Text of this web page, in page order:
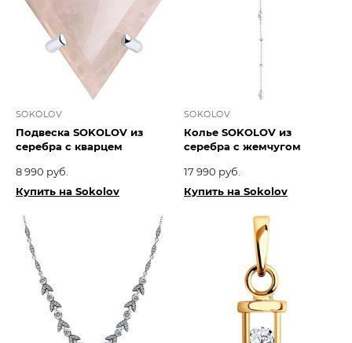
SOKOLOV
Подвеска SOKOLOV из
серебра с кварцем
8 990 руб.
Купить на Sokolov
SOKOLOV
Колье SOKOLOV из
серебра с жемчугом
17 990 руб.
Купить на Sokolov